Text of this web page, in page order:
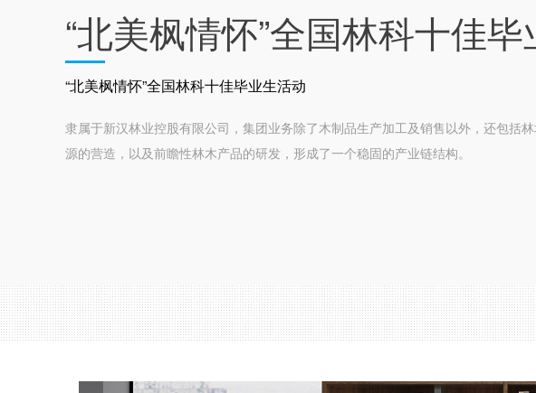
“北美枫情怀”全国林科十佳
“北美枫情怀”全国林科十佳毕业生活动
隶属于新汉林业控股有限公司，集团业务除了木制品生产加工及销售以外，还包括
源的营造，以及前瞻性林木产品的研发，形成了一个稳固的产业链结构。